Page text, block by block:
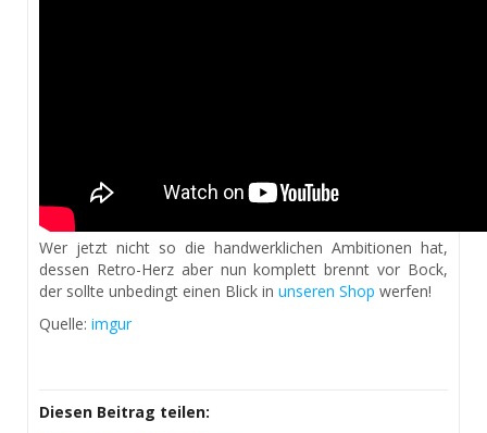
Wer jetzt nicht so die handwerklichen Ambitionen hat,
dessen Retro-Herz aber nun komplett brennt vor Bock,
der sollte unbedingt einen Blick in unseren Shop werfen!
Quelle: imgur
Diesen Beitrag teilen: